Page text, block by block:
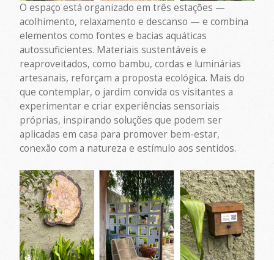
O espaço está organizado em três estações —
acolhimento, relaxamento e descanso — e combina
elementos como fontes e bacias aquáticas
autossuficientes. Materiais sustentáveis e
reaproveitados, como bambu, cordas e luminárias
artesanais, reforçam a proposta ecológica. Mais do
que contemplar, o jardim convida os visitantes a
experimentar e criar experiências sensoriais
próprias, inspirando soluções que podem ser
aplicadas em casa para promover bem-estar,
conexão com a natureza e estímulo aos sentidos.